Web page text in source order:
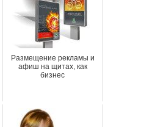
Размещение рекламы и
афиш на щитах, как
бизнес